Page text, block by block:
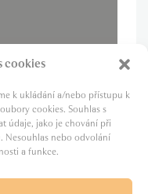
cookies
k ukládání a/nebo přístupu k
cookies. Souhlas s
údaje, jako je chování při
Nesouhlas nebo odvolání
a funkce.